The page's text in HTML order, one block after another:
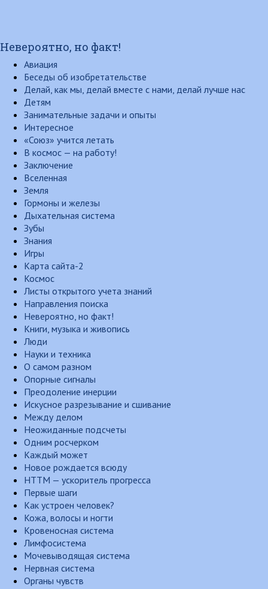
Невероятно, но факт!
Авиация
Беседы об изобретательстве
Делай, как мы, делай вместе с нами, делай лучше нас
Детям
Занимательные задачи и опыты
Интересное
«Союз» учится летать
В космос — на работу!
Заключение
Вселенная
Земля
Гормоны и железы
Дыхательная система
Зубы
Знания
Игры
Карта сайта-2
Космос
Листы открытого учета знаний
Направления поиска
Невероятно, но факт!
Книги, музыка и живопись
Люди
Науки и техника
О самом разном
Опорные сигналы
Преодоление инерции
Искусное разрезывание и сшивание
Между делом
Неожиданные подсчеты
Одним росчерком
Каждый может
Новое рождается всюду
НТТМ — ускоритель прогресса
Первые шаги
Как устроен человек?
Кожа, волосы и ногти
Кровеносная система
Лимфосистема
Мочевыводящая система
Нервная система
Органы чувств